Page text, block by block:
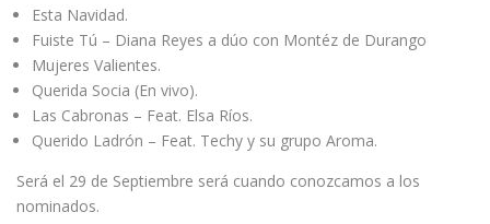
Esta Navidad.
Fuiste Tú – Diana Reyes a dúo con Montéz de Durango
Mujeres Valientes.
Querida Socia (En vivo).
Las Cabronas – Feat. Elsa Ríos.
Querido Ladrón – Feat. Techy y su grupo Aroma.
Será el 29 de Septiembre será cuando conozcamos a los
nominados.